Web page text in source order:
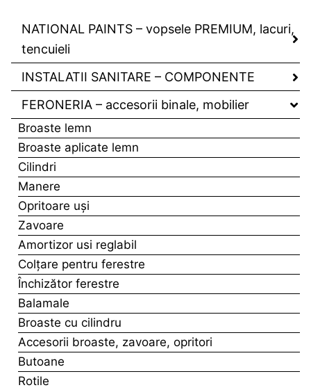
NATIONAL PAINTS – vopsele PREMIUM, lacuri,
tencuieli
INSTALATII SANITARE – COMPONENTE
FERONERIA – accesorii binale, mobilier
Broaste lemn
Broaste aplicate lemn
Cilindri
Manere
Opritoare uşi
Zavoare
Amortizor usi reglabil
Colţare pentru ferestre
Închizător ferestre
Balamale
Broaste cu cilindru
Accesorii broaste, zavoare, opritori
Butoane
Rotile